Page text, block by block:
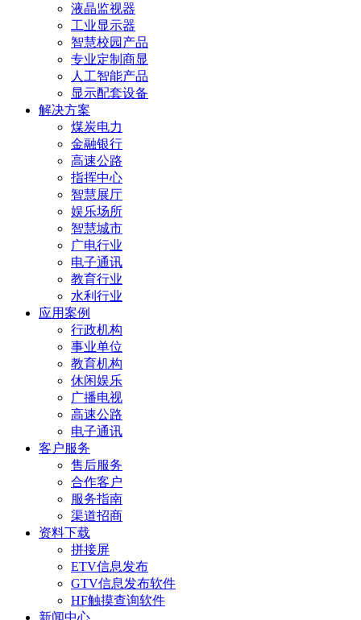
液晶监视器
工业显示器
智慧校园产品
专业定制商显
人工智能产品
显示配套设备
解决方案
煤炭电力
金融银行
高速公路
指挥中心
智慧展厅
娱乐场所
智慧城市
广电行业
电子通讯
教育行业
水利行业
应用案例
行政机构
事业单位
教育机构
休闲娱乐
广播电视
高速公路
电子通讯
客户服务
售后服务
合作客户
服务指南
渠道招商
资料下载
拼接屏
ETV信息发布
GTV信息发布软件
HF触摸查询软件
新闻中心